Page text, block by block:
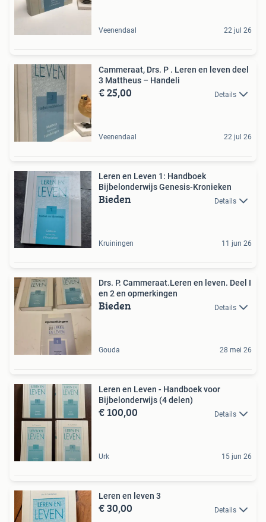
Veenendaal 22 jul 26
Cammeraat, Drs. P . Leren en leven deel
3 Mattheus – Handeli
€ 25,00 Details
Veenendaal 22 jul 26
Leren en Leven 1: Handboek
Bijbelonderwijs Genesis-Kronieken
Bieden Details
Kruiningen 11 jun 26
Drs. P. Cammeraat.Leren en leven. Deel I
en 2 en opmerkingen
Bieden Details
Gouda 28 mei 26
Leren en Leven - Handboek voor
Bijbelonderwijs (4 delen)
€ 100,00 Details
Urk 15 jun 26
Leren en leven 3
€ 30,00 Details